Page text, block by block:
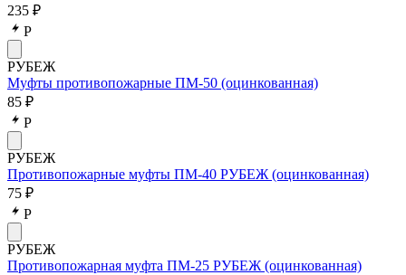
235 ₽
Р
РУБЕЖ
Муфты противопожарные ПМ-50 (оцинкованная)
85 ₽
Р
РУБЕЖ
Противопожарные муфты ПМ-40 РУБЕЖ (оцинкованная)
75 ₽
Р
РУБЕЖ
Противопожарная муфта ПМ-25 РУБЕЖ (оцинкованная)